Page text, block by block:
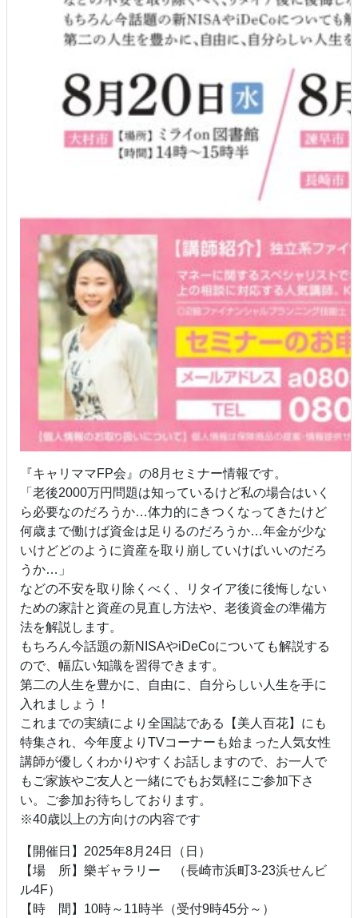
『キャリママFP会』の8月セミナー情報です。
「老後2000万円問題は知っているけど私の場合はいく
ら必要なのだろうか…体力的にきつくなってきたけど
何歳まで働けば資金は足りるのだろうか…年金が少な
いけどどのように資産を取り崩していけばいいのだろ
うか…」
などの不安を取り除くべく、リタイア後に後悔しない
ための家計と資産の見直し方法や、老後資金の準備方
法を解説します。
もちろん今話題の新NISAやiDeCoについても解説する
ので、幅広い知識を習得できます。
第二の人生を豊かに、自由に、自分らしい人生を手に
入れましょう！
これまでの実績により全国誌である【美人百花】にも
特集され、今年度よりTVコーナーも始まった人気女性
講師が優しくわかりやすくお話しますので、お一人で
もご家族やご友人と一緒にでもお気軽にご参加下さ
い。ご参加お待ちしております。
※40歳以上の方向けの内容です
【開催日】2025年8月24日（日）
【場 所】樂ギャラリー （長崎市浜町3-23浜せんビ
ル4F）
【時 間】10時～11時半（受付9時45分～）